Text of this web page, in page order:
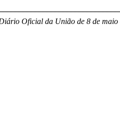
Oficial da União de 8 de maio